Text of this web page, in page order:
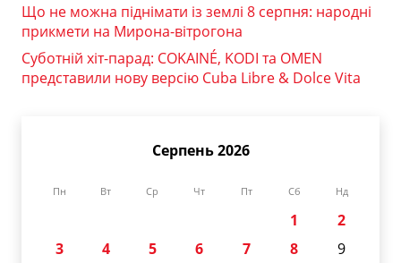
Що не можна піднімати із землі 8 серпня: народні
прикмети на Мирона-вітрогона
Суботній хіт-парад: COKAINÉ, KODI та OMEN
представили нову версію Cuba Libre & Dolce Vita
Серпень 2026
Пн Вт Ср Чт Пт Сб Нд
1
2
3
4 5 6 7 8
9